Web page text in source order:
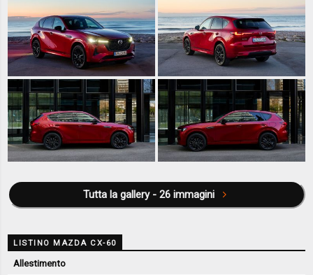
Tutta la gallery - 26 immagini
LISTINO MAZDA CX-60
Allestimento